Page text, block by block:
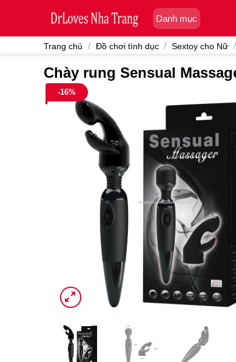
Danh mục
Trang chủ / Đồ chơi tình dục / Sextoy cho Nữ /
Chày rung Sensual
-16%